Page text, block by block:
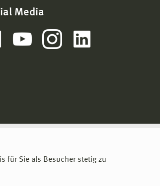
für Sie als Besucher stetig zu
Media